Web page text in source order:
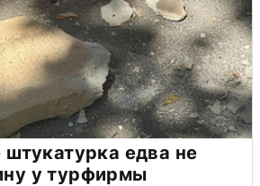
штукатурка едва не
у турфирмы